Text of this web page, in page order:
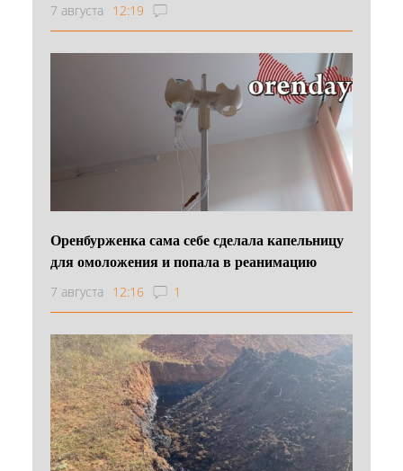
7 августа 12:19
Оренбурженка сама себе сделала капельницу
для омоложения и попала в реанимацию
7 августа 12:16 1